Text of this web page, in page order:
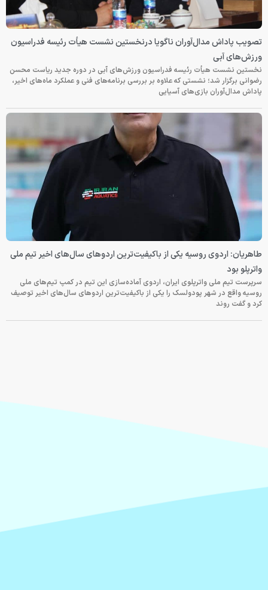
تصویب پاداش مدال‌آوران ناگویا درنخستین نشست هیأت رئیسه فدراسیون
ورزش‌های آبی
نخستین نشست هیأت رئیسه فدراسیون ورزش‌های آبی در دوره جدید ریاست محسن
رضوانی برگزار شد؛ نشستی که علاوه بر بررسی برنامه‌های فنی و عملکرد ماه‌های اخیر،
پاداش مدال‌آوران بازی‌های آسیایی
طاهریان: اردوی روسیه یکی از باکیفیت‌ترین اردوهای سال‌های اخیر تیم ملی
واترپلو بود
سرپرست تیم ملی واترپلوی ایران، اردوی آماده‌سازی این تیم در کمپ تیم‌های ملی
روسیه واقع در شهر پودولسک را یکی از باکیفیت‌ترین اردوهای سال‌های اخیر توصیف
کرد و گفت روند